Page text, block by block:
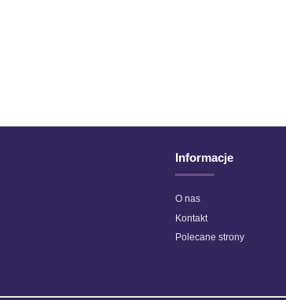
Informacje
O nas
Kontakt
Polecane strony